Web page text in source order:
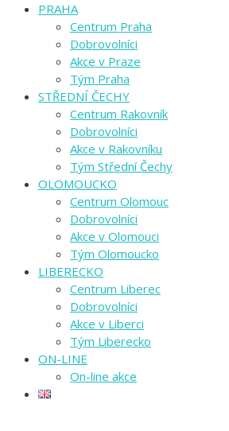
PRAHA
Centrum Praha
Dobrovolníci
Akce v Praze
Tým Praha
STŘEDNÍ ČECHY
Centrum Rakovník
Dobrovolníci
Akce v Rakovníku
Tým Střední Čechy
OLOMOUCKO
Centrum Olomouc
Dobrovolníci
Akce v Olomouci
Tým Olomoucko
LIBERECKO
Centrum Liberec
Dobrovolníci
Akce v Liberci
Tým Liberecko
ON-LINE
On-line akce